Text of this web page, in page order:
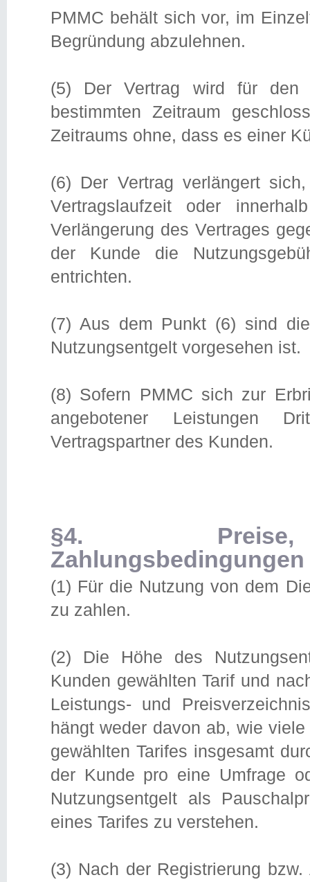
PMMC behält sich vor, im
Begründung abzulehnen.
(5) Der Vertrag wird für den
bestimmten Zeitraum
Zeitraums ohne, dass es einer
(6) Der Vertrag verlängert
Vertragslaufzeit oder
Verlängerung des Vertrages
der Kunde die
entrichten.
(7) Aus dem Punkt (6) sind
Nutzungsentgelt vorgesehen ist.
(8) Sofern PMMC sich zur
angebotener Leistungen
Vertragspartner des Kunden.
§4. Preise,
Zahlungsbedingungen
(1) Für die Nutzung von dem
zu zahlen.
(2) Die Höhe des
Kunden gewählten Tarif und
Leistungs- und
hängt weder davon ab, wie
gewählten Tarifes insgesamt
der Kunde pro eine Umfrage
Nutzungsentgelt als
eines Tarifes zu verstehen.
(3) Nach der Registrierung